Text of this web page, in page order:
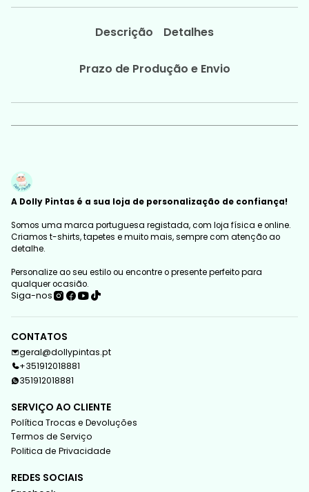
Descrição Detalhes
Prazo de Produção e Envio
A Dolly Pintas é a sua loja de personalização de confiança!
Somos uma marca portuguesa registada, com loja física e online.
Criamos t-shirts, tapetes e muito mais, sempre com atenção ao
detalhe.
Personalize ao seu estilo ou encontre o presente perfeito para
qualquer ocasião.
Siga-nos
CONTATOS
geral@dollypintas.pt
+351912018881
351912018881
SERVIÇO AO CLIENTE
Política Trocas e Devoluções
Termos de Serviço
Politica de Privacidade
REDES SOCIAIS